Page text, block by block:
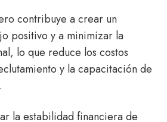
contribuye a crear un
positivo y a minimizar la
lo que reduce los costos
y la capacitación de
la estabilidad financiera de